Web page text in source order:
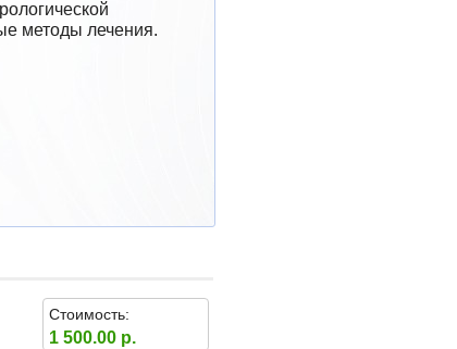
методы лечения.
Стоимость:
1 500.00 р.